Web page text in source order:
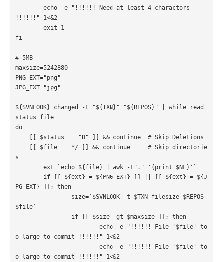
!!!!!!" 1<&2
fi
# 5MB
maxsize=5242880
PNG_EXT="png"
JPG_EXT="jpg"
${SVNLOOK} changed -t "${TXN}" "${REPOS}" | while read
status file
do
s
PG_EXT} ]]; then
$file`
o large to commit !!!!!!" 1<&2
o large to commit !!!!!!" 1<&2